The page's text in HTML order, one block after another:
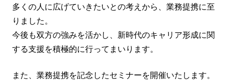
多くの人に広げていきたいとの考えから、業務提携に至
りました。
今後も双方の強みを活かし、新時代のキャリア形成に関
する支援を積極的に行ってまいります。
また、業務提携を記念したセミナーを開催いたします。